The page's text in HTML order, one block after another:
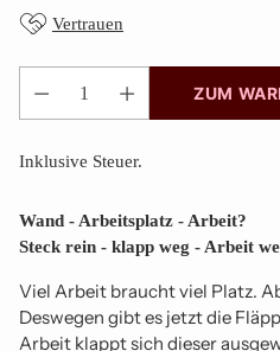
Vertrauen
Anzahl
ZUM
Inklusive Steuer.
Wand - Arbeitsplatz - Arbeit?
Steck rein - klapp weg - Arbeit
Viel Arbeit braucht viel Platz.
Deswegen gibt es jetzt die
Arbeit klappt sich dieser